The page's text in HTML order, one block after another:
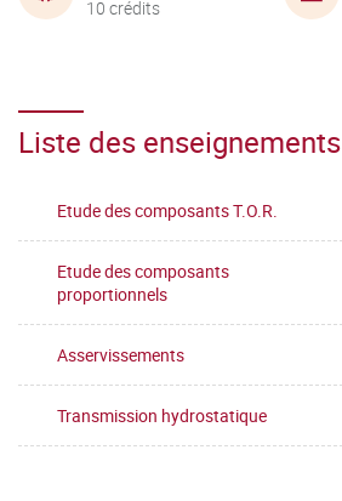
10 crédits
Liste des enseignements
Etude des composants T.O.R.
Etude des composants
proportionnels
Asservissements
Transmission hydrostatique